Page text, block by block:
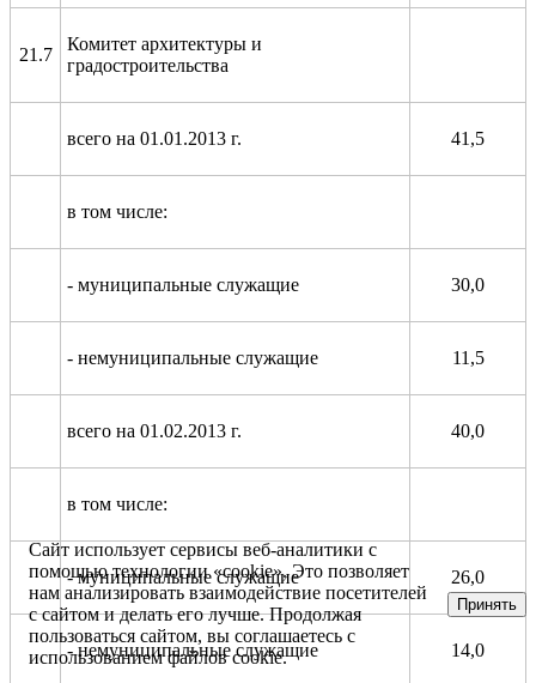
21.7
Комитет архитектуры и
градостроительства
всего на 01.01.2013 г. 41,5
в том числе:
- муниципальные служащие 30,0
- немуниципальные служащие 11,5
всего на 01.02.2013 г. 40,0
в том числе:
- муниципальные служащие 26,0
- немуниципальные служащие 14,0
Сайт использует сервисы веб-аналитики с
помощью технологии «cookie». Это позволяет
нам анализировать взаимодействие посетителей
с сайтом и делать его лучше. Продолжая
пользоваться сайтом, вы соглашаетесь с
использованием файлов cookie.
Принять